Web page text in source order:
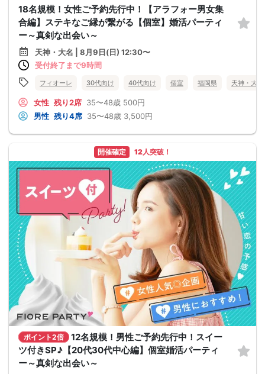
18名規模！女性ご予約先行中！【アラフォー男女集
合編】ステキなご縁が繋がる【個室】婚活パーティ
ー～真剣な出会い～
天神・大名 | 8月9日(日) 12:30〜
受付終了まで9時間
フィオーレ 30代向け 40代向け 個室 福岡県 天神・大名
女性 残り2席 35〜48歳 500円
男性 残り4席 35〜48歳 3,500円
開催確定 12人突破！
ポイント2倍
12名規模！男性ご予約先行中！スイー
ツ付きSP♪【20代30代中心編】個室婚活パーティ
ー～真剣な出会い～